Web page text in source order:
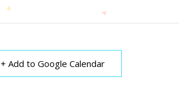
+ Add to Google Calendar